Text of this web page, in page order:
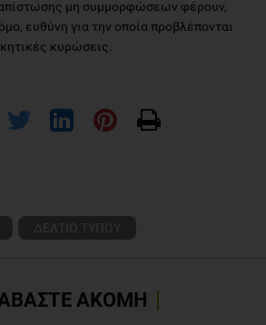
μη συμμορφώσεων φέρουν,
ευθύνη για την οποία προβλέπονται
κυρώσεις.
ΔΕΛΤΙΟ ΤΥΠΟΥ
ΑΚΟΜΗ